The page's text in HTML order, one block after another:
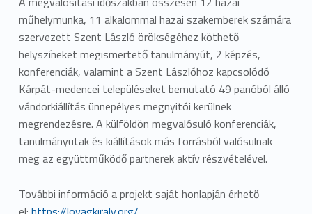
műhelymunka, 11 alkalommal hazai szakemberek számára
szervezett Szent László örökségéhez köthető
helyszíneket megismertető tanulmányút, 2 képzés,
konferenciák, valamint a Szent Lászlóhoz kapcsolódó
Kárpát-medencei településeket bemutató 49 panóból álló
vándorkiállítás ünnepélyes megnyitói kerülnek
megrendezésre. A külföldön megvalósuló konferenciák,
tanulmányutak és kiállítások más forrásból valósulnak
meg az együttműködő partnerek aktív részvételével.
További információ a projekt saját honlapján érhető